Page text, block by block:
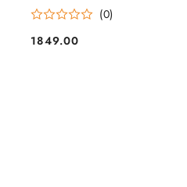
(0)
Cena:
1849.00